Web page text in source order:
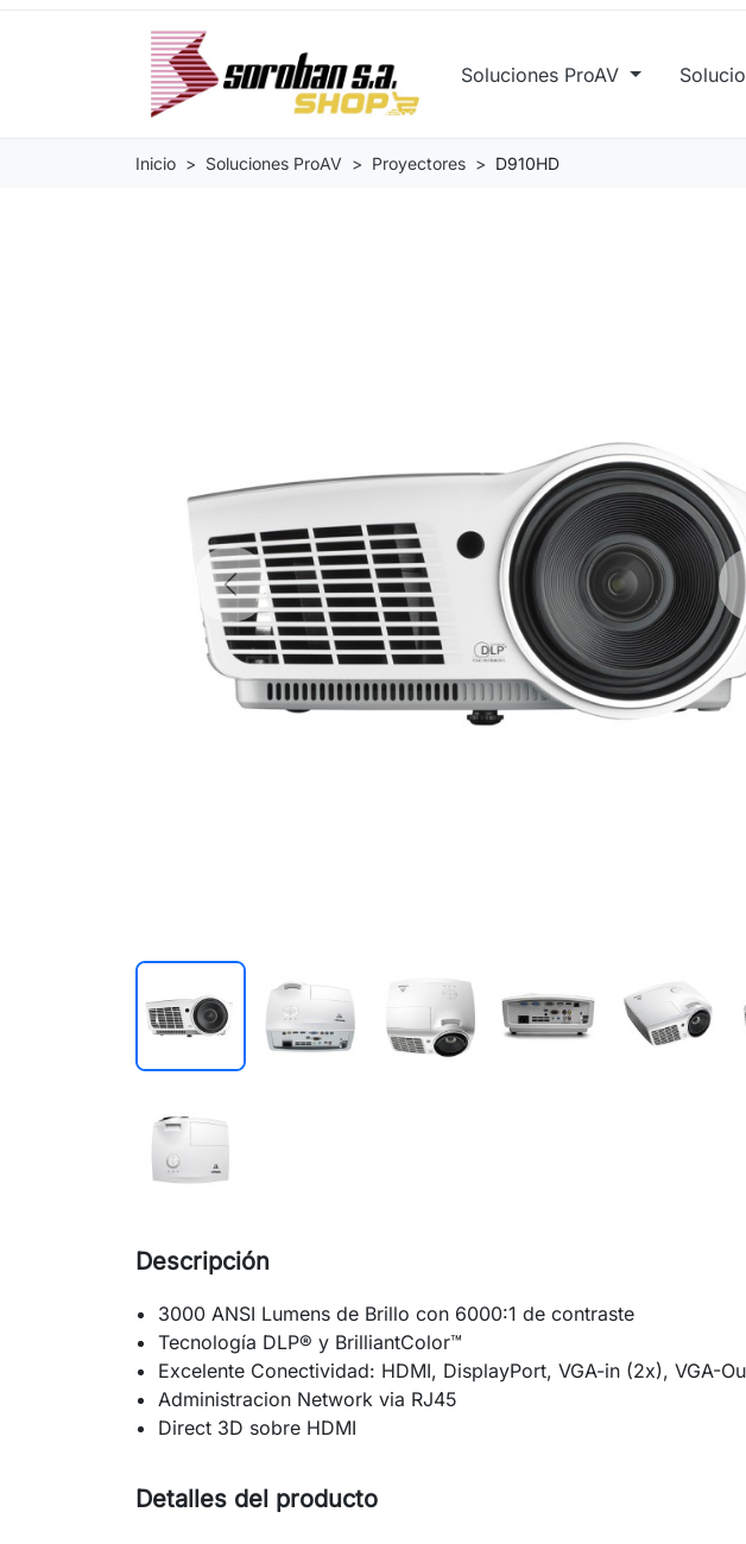
Soluciones ProAV
Inicio Soluciones ProAV Proyectores D910HD
Previous
Descripción
3000 ANSI Lumens de Brillo con 6000:1 de contraste
Tecnología DLP® y BrilliantColor™
Excelente Conectividad: HDMI, DisplayPort, VGA-in (2x), VGA-
Administracion Network via RJ45
Direct 3D sobre HDMI
Detalles del producto